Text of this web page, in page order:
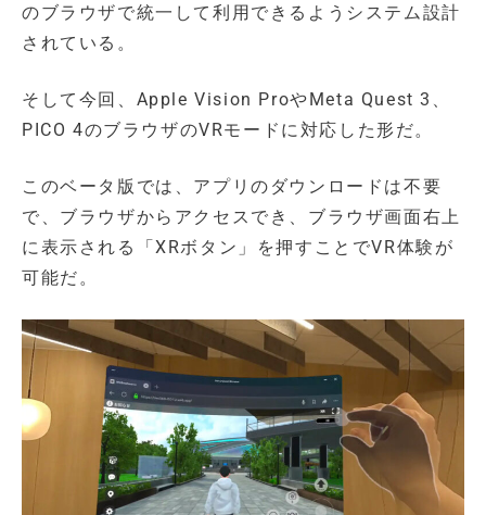
のブラウザで統一して利用できるようシステム設計
されている。
そして今回、Apple Vision ProやMeta Quest 3、
PICO 4のブラウザのVRモードに対応した形だ。
このベータ版では、アプリのダウンロードは不要
で、ブラウザからアクセスでき、ブラウザ画面右上
に表示される「XRボタン」を押すことでVR体験が
可能だ。